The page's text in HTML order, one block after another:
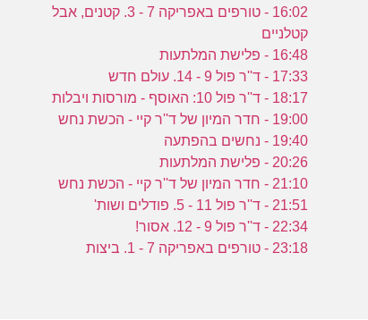
16:02 - טורפים באפריקה 7 - 3. קטנים, אבל
קטלניים
16:48 - פלישת המלתעות
17:33 - ד''ר פול 9 - 14. עולם חדש
18:17 - ד''ר פול 10: האוסף - מורסות ויבלות
19:00 - חדר המיון של ד''ר קיי - הכשת נחש
19:40 - נחשים בהפתעה
20:26 - פלישת המלתעות
21:10 - חדר המיון של ד''ר קיי - הכשת נחש
21:51 - ד''ר פול 11 - 5. פודלים ושות'
22:34 - ד''ר פול 9 - 12. אסור!
23:18 - טורפים באפריקה 7 - 1. ביצות